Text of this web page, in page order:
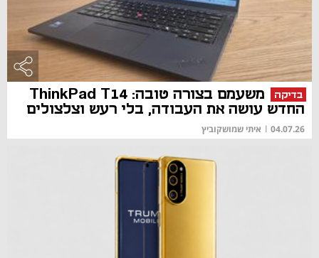
בדיקה
משעמם בצורה טובה: ThinkPad T14
החדש עושה את העבודה, בלי רעש וצלצולים
04.07.26
| איתי שמושקוביץ